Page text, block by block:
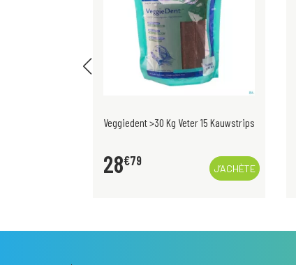
Veggiedent >30 Kg Veter 15 Kauwstrips
28€79
J’ACHÈTE